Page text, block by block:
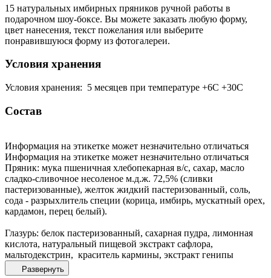
15 натуральных имбирных пряников ручной работы в
подарочном шоу-боксе. Вы можете заказать любую форму,
цвет нанесения, текст пожелания или выберите
понравившуюся форму из фотогалереи.
Условия хранения
Условия хранения: 5 месяцев при температуре +6С +30С
Состав
Информация на этикетке может незначительно отличаться
Информация на этикетке может незначительно отличаться
Пряник: мука пшеничная хлебопекарная в/с, сахар, масло
сладко-сливочное несоленое м.д.ж. 72,5% (сливки
пастеризованные), желток жидкий пастеризованный, соль,
сода - разрыхлитель специи (корица, имбирь, мускатный орех,
кардамон, перец белый).
Глазурь: белок пастеризованный, сахарная пудра, лимонная
кислота, натуральный пищевой экстракт сафлора,
мальтодекстрин, краситель кармины, экстракт генипы
Развернуть